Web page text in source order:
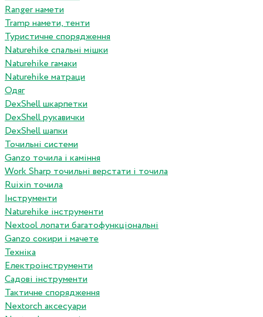
Ranger намети
Tramp намети, тенти
Туристичне спорядження
Naturehike спальні мішки
Naturehike гамаки
Naturehike матраци
Одяг
DexShell шкарпетки
DexShell рукавички
DexShell шапки
Точильні системи
Ganzo точила і каміння
Work Sharp точильні верстати і точила
Ruixin точила
Інструменти
Naturehike інструменти
Nextool лопати багатофункціональні
Ganzo сокири і мачете
Техніка
Електроінструменти
Садові інструменти
Тактичне спорядження
Nextorch аксесуари